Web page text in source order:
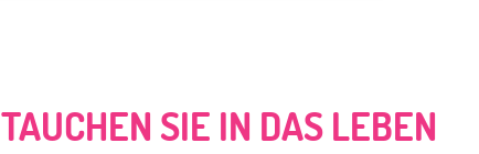
TAUCHEN SIE IN DAS LEBEN